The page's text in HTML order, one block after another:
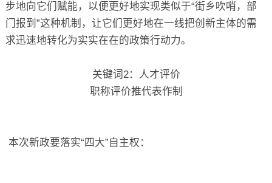
步地向它们赋能，以便更好地实现类似于“街乡吹哨，部
门报到”这种机制，让它们更好地在一线把创新主体的需
求迅速地转化为实实在在的政策行动力。
关键词2：人才评价
职称评价推代表作制
本次新政要落实“四大”自主权：